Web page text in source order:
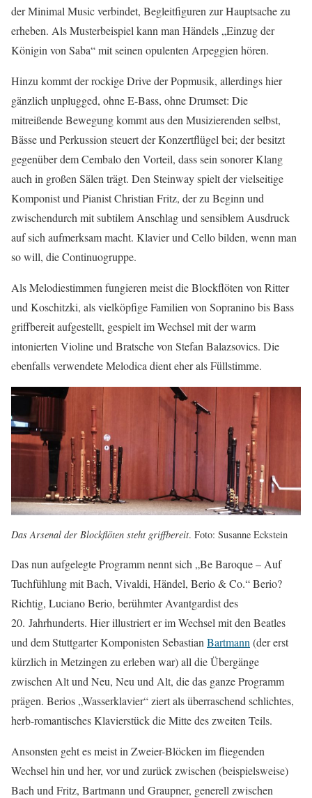
der Minimal Music verbindet, Begleitfiguren zur Hauptsache zu
erheben. Als Musterbeispiel kann man Händels „Einzug der
Königin von Saba“ mit seinen opulenten Arpeggien hören.
Hinzu kommt der rockige Drive der Popmusik, allerdings hier
gänzlich unplugged, ohne E-Bass, ohne Drumset: Die
mitreißende Bewegung kommt aus den Musizierenden selbst,
Bässe und Perkussion steuert der Konzertflügel bei; der besitzt
gegenüber dem Cembalo den Vorteil, dass sein sonorer Klang
auch in großen Sälen trägt. Den Steinway spielt der vielseitige
Komponist und Pianist Christian Fritz, der zu Beginn und
zwischendurch mit subtilem Anschlag und sensiblem Ausdruck
auf sich aufmerksam macht. Klavier und Cello bilden, wenn man
so will, die Continuogruppe.
Als Melodiestimmen fungieren meist die Blockflöten von Ritter
und Koschitzki, als vielköpfige Familien von Sopranino bis Bass
griffbereit aufgestellt, gespielt im Wechsel mit der warm
intonierten Violine und Bratsche von Stefan Balazsovics. Die
ebenfalls verwendete Melodica dient eher als Füllstimme.
Das Arsenal der Blockflöten steht griffbereit. Foto: Susanne Eckstein
Das nun aufgelegte Programm nennt sich „Be Baroque – Auf
Tuchfühlung mit Bach, Vivaldi, Händel, Berio & Co.“ Berio?
Richtig, Luciano Berio, berühmter Avantgardist des
20. Jahrhunderts. Hier illustriert er im Wechsel mit den Beatles
und dem Stuttgarter Komponisten Sebastian Bartmann (der erst
kürzlich in Metzingen zu erleben war) all die Übergänge
zwischen Alt und Neu, Neu und Alt, die das ganze Programm
prägen. Berios „Wasserklavier“ ziert als überraschend schlichtes,
herb-romantisches Klavierstück die Mitte des zweiten Teils.
Ansonsten geht es meist in Zweier-Blöcken im fliegenden
Wechsel hin und her, vor und zurück zwischen (beispielsweise)
Bach und Fritz, Bartmann und Graupner, generell zwischen